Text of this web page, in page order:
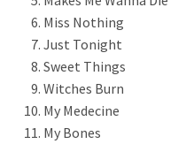
Miss Nothing
Just Tonight
Sweet Things
Witches Burn
My Medecine
My Bones